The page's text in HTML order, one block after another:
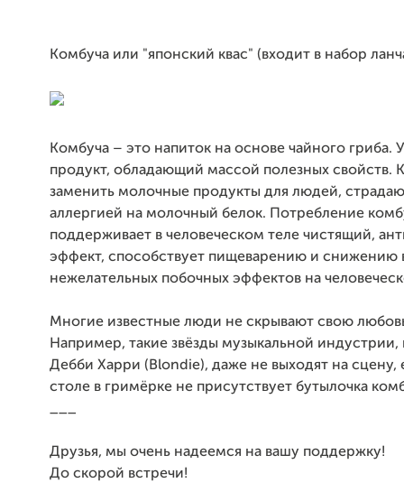
Комбуча или "японский квас" (входит в набор
Комбуча – это напиток на основе чайного гриба.
продукт, обладающий массой полезных свойств.
заменить молочные продукты для людей,
аллергией на молочный белок. Потребление
поддерживает в человеческом теле чистящий,
эффект, способствует пищеварению и снижению
нежелательных побочных эффектов на
Многие известные люди не скрывают свою
Например, такие звёзды музыкальной индустрии,
Дебби Харри (Blondie), даже не выходят на сцену,
столе в гримёрке не присутствует бутылочка
___
Друзья, мы очень надеемся на вашу поддержку!
До скорой встречи!